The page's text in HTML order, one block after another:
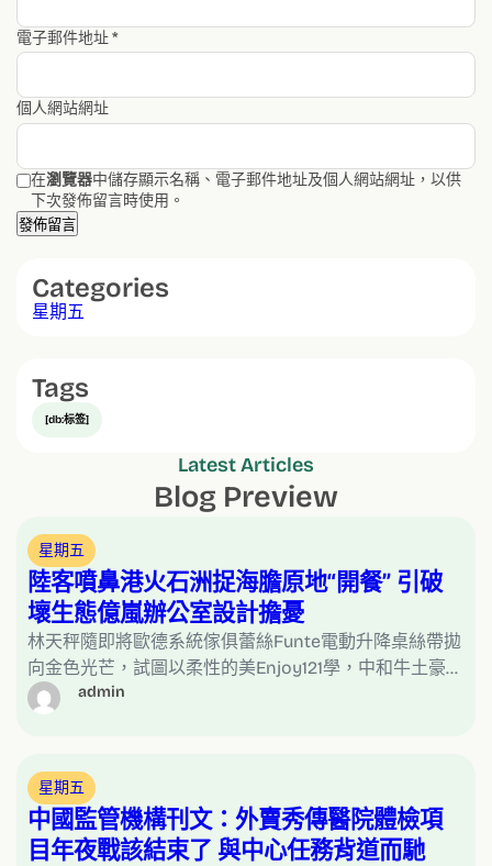
電子郵件地址*
個人網站網址
在瀏覽器中儲存顯示名稱、電子郵件地址及個人網站網址，以供
下次發佈留言時使用。
Categories
星期五
Tags
[db:标签]
Latest Articles
Blog Preview
星期五
陸客噴鼻港火石洲捉海膽原地“開餐” 引破
壞生態億嵐辦公室設計擔憂
林天秤隨即將歐德系統傢俱蕾絲Funte電動升降桌絲帶拋
向金色光芒，試圖以柔性的美Enjoy121學，中和牛土豪…
admin
星期五
中國監管機構刊文：外賣秀傳醫院體檢項
目年夜戰該結束了 與中心任務背道而馳